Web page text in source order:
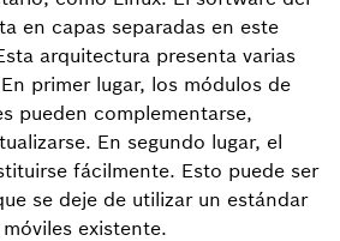
en capas separadas en este
arquitectura presenta varias
primer lugar, los módulos de
pueden complementarse,
En segundo lugar, el
fácilmente. Esto puede ser
se deje de utilizar un estándar
existente.